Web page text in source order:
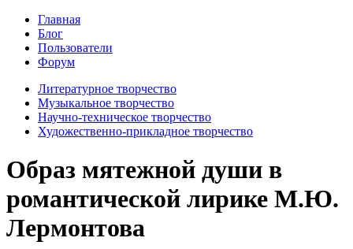
Главная
Блог
Пользователи
Форум
Литературное творчество
Музыкальное творчество
Научно-техническое творчество
Художественно-прикладное творчество
Образ мятежной души в
романтической лирике М.Ю.
Лермонтова